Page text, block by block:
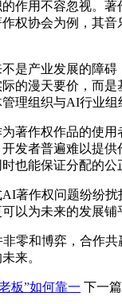
用不容忽视。著
权协会为例，其
产业发展的障碍
的漫天要价，而
理组织与AI行业
作权作品的使用
发者普遍难以提
也能保证分配的公
作权问题纷纷扰
以为未来的发展铺
和博弈，合作共
来。
板”如何靠一 下一篇